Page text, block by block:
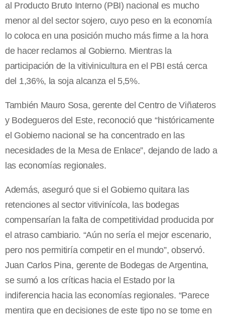
al Producto Bruto Interno (PBI) nacional es mucho
menor al del sector sojero, cuyo peso en la economía
lo coloca en una posición mucho más firme a la hora
de hacer reclamos al Gobierno. Mientras la
participación de la vitivinicultura en el PBI está cerca
del 1,36%, la soja alcanza el 5,5%.
También Mauro Sosa, gerente del Centro de Viñateros
y Bodegueros del Este, reconoció que “históricamente
el Gobierno nacional se ha concentrado en las
necesidades de la Mesa de Enlace”, dejando de lado a
las economías regionales.
Además, aseguró que si el Gobierno quitara las
retenciones al sector vitivinícola, las bodegas
compensarían la falta de competitividad producida por
el atraso cambiario. “Aún no sería el mejor escenario,
pero nos permitiría competir en el mundo”, observó.
Juan Carlos Pina, gerente de Bodegas de Argentina,
se sumó a los críticas hacia el Estado por la
indiferencia hacia las economías regionales. “Parece
mentira que en decisiones de este tipo no se tome en